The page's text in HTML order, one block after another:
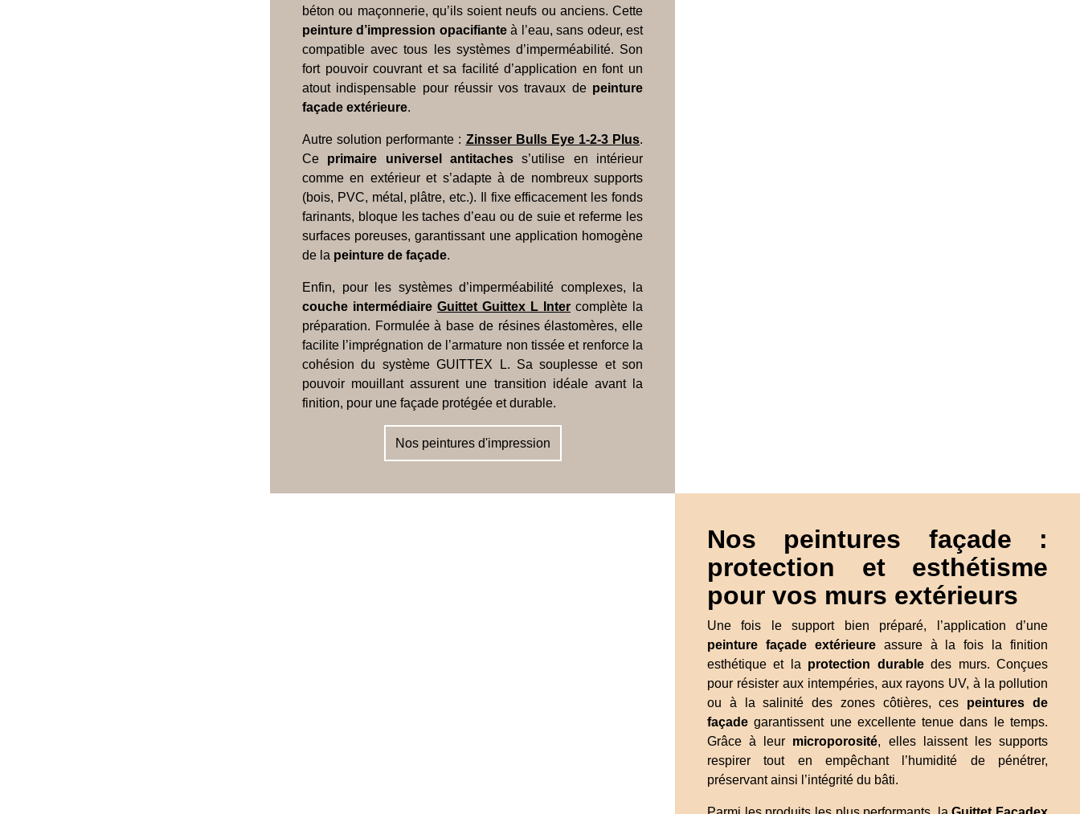
béton ou maçonnerie, qu’ils soient neufs ou anciens. Cette
peinture d’impression opacifianteà l’eau, sans odeur, est
compatible avec tous les systèmes d’imperméabilité. Son
fort pouvoir couvrant et sa facilité d’application en font un
atout indispensable pour réussir vos travaux de peinture
façade extérieure.
Autre solution performante : Zinsser Bulls Eye 1-2-3 Plus.
Ce primaire universel antitaches s’utilise en intérieur
comme en extérieur et s’adapte à de nombreux supports
(bois, PVC, métal, plâtre, etc.). Il fixe efficacement les fonds
farinants, bloque les taches d’eau ou de suie et referme les
surfaces poreuses, garantissant une application homogène
de la peinture de façade.
Enfin, pour les systèmes d’imperméabilité complexes, la
couche intermédiaire Guittet Guittex L Inter complète la
préparation. Formulée à base de résines élastomères, elle
facilite l’imprégnation de l’armature non tissée et renforce la
cohésion du système GUITTEX L. Sa souplesse et son
pouvoir mouillant assurent une transition idéale avant la
finition, pour une façade protégée et durable.
Nos peintures d'impression
Nos peintures façade :
protection et esthétisme
pour vos murs extérieurs
Une fois le support bien préparé, l’application d’une
peinture façade extérieureassure à la fois la finition
esthétique et la protection durabledes murs. Conçues
pour résister aux intempéries, aux rayons UV, à la pollution
ou à la salinité des zones côtières, ces peintures de
façade garantissent une excellente tenue dans le temps.
Grâce à leur microporosité, elles laissent les supports
respirer tout en empêchant l’humidité de pénétrer,
préservant ainsi l’intégrité du bâti.